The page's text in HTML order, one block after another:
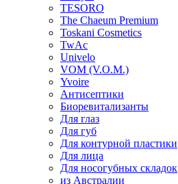
TESORO
The Chaeum Premium
Toskani Cosmetics
TwAc
Univelo
VOM (V.O.M.)
Yvoire
Антисептики
Биоревитализанты
Для глаз
Для губ
Для контурной пластики
Для лица
Для носогубных складок
из Австралии